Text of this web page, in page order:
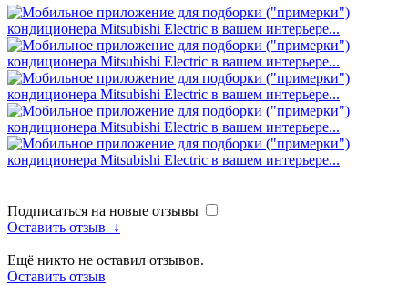
Подписаться на новые отзывы
Оставить отзыв
↓
Ещё никто не оставил отзывов.
Оставить отзыв